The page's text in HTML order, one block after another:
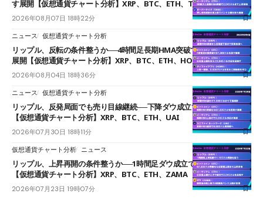
す展開【仮想通貨チャート分析】XRP、BTC、ETH、TAKE
2026年08月07日 18時22分
ニュース 仮想通貨チャート分析
リップル、反転の条件整うか──4時間足長期HMA突破で雲下端を目指す
展開【仮想通貨チャート分析】XRP、BTC、ETH、HOME
2026年08月04日 18時36分
ニュース 仮想通貨チャート分析
リップル、反発局面でも売り目線継続──下降ダウ成立で下値追う展開
【仮想通貨チャート分析】XRP、BTC、ETH、UAI
2026年07月30日 18時11分
仮想通貨チャート分析 ニュース
リップル、上昇再開の条件整うか──1時間足ダウ成立で1.185ドルを狙う
【仮想通貨チャート分析】XRP、BTC、ETH、ZAMA
2026年07月23日 19時07分